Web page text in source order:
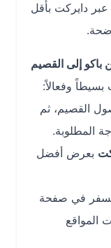
بأقل
القصيم
ثم
أفضل
صفحة